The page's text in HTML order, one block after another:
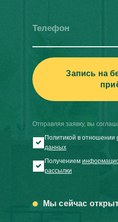
Телефон
Запись на
Отправляя заявку, вы
Политикой в отношении
данных
Получением
рассылки
Мы сейчас